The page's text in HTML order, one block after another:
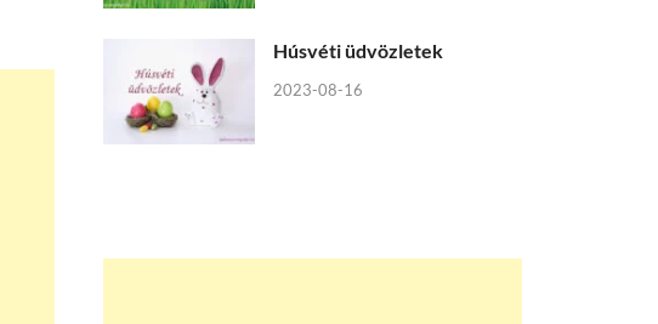
Húsvéti üdvözletek
2023-08-16